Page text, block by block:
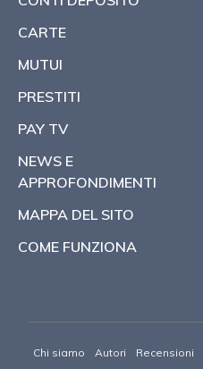
CARTE
MUTUI
PRESTITI
PAY TV
NEWS E
APPROFONDIMENTI
MAPPA DEL SITO
COME FUNZIONA
Chi siamo Autori Recensioni